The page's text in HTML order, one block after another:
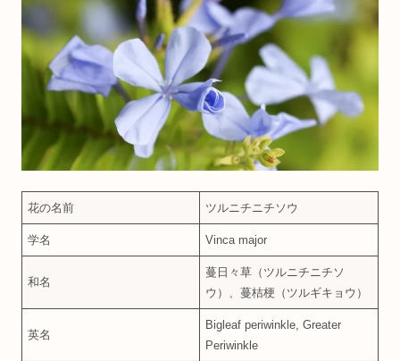
花の名前 ツルニチニチソウ
学名 Vinca major
和名
蔓日々草（ツルニチニチソ
ウ）、蔓桔梗（ツルギキョウ）
英名
Bigleaf periwinkle, Greater
Periwinkle